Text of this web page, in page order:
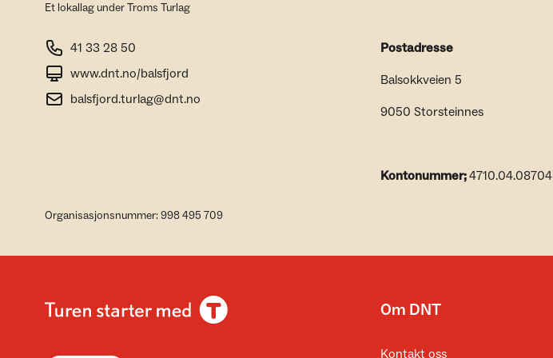
Et lokallag under Troms Turlag
41 33 28 50
www.dnt.no/balsfjord
balsfjord.turlag@dnt.no
Postadresse
Balsokkveien 5
9050 Storsteinnes
Kontonummer;4710.04.08704
Organisasjonsnummer: 998 495 709
Om DNT
Kontakt oss